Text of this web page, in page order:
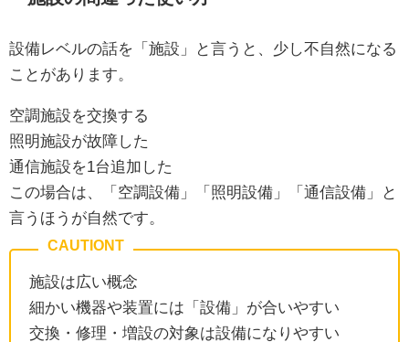
設備レベルの話を「施設」と言うと、少し不自然になる
ことがあります。
空調施設を交換する
照明施設が故障した
通信施設を1台追加した
この場合は、「空調設備」「照明設備」「通信設備」と
言うほうが自然です。
施設は広い概念
細かい機器や装置には「設備」が合いやすい
交換・修理・増設の対象は設備になりやすい